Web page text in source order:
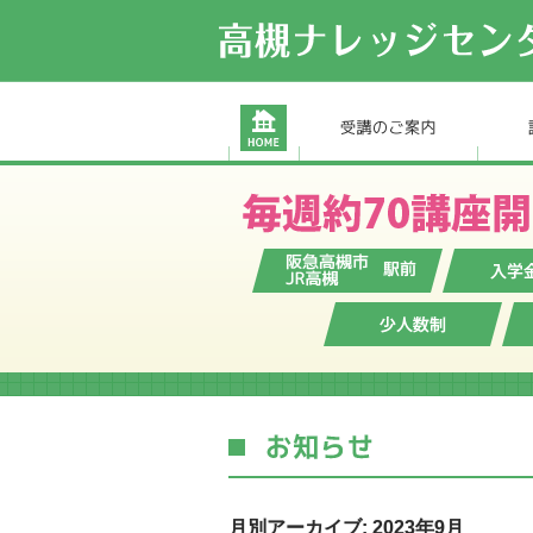
月別アーカイブ: 2023年9月